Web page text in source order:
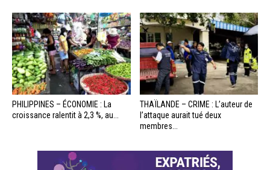
PHILIPPINES – ÉCONOMIE : La
croissance ralentit à 2,3 %, au...
THAÏLANDE – CRIME : L’auteur de
l’attaque aurait tué deux
membres...